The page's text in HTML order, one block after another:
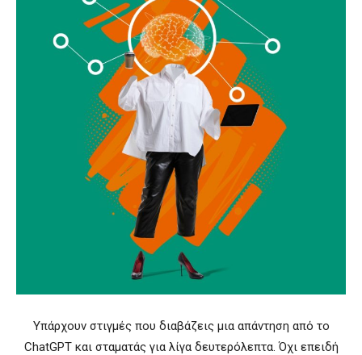
Υπάρχουν στιγμές που διαβάζεις μια απάντηση από το
ChatGPT και σταματάς για λίγα δευτερόλεπτα. Όχι επειδή